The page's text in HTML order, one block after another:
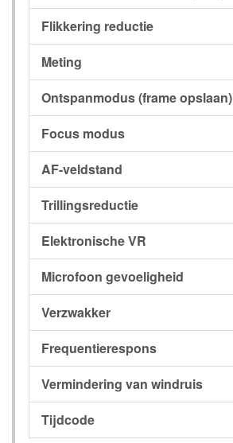
Flikkering reductie
Meting
Ontspanmodus (frame opslaan)
Focus modus
AF-veldstand
Trillingsreductie
Elektronische VR
Microfoon gevoeligheid
Verzwakker
Frequentierespons
Vermindering van windruis
Tijdcode